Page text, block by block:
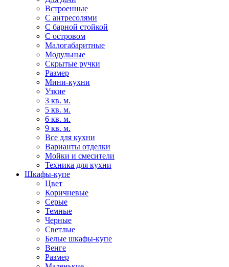
Встроенные
С антресолями
С барной стойкой
С островом
Малогабаритные
Модульные
Скрытые ручки
Размер
Мини-кухни
Узкие
3 кв. м.
5 кв. м.
6 кв. м.
9 кв. м.
Все для кухни
Варианты отделки
Мойки и смесители
Техника для кухни
Шкафы-купе
Цвет
Коричневые
Серые
Темные
Черные
Светлые
Белые шкафы-купе
Венге
Размер